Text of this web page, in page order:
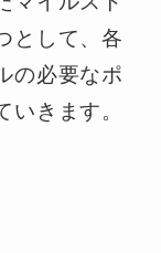
として、各
の必要なポ
いきます。